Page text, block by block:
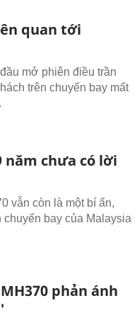
quan tới
mở phiên điều trần
trên chuyến bay mất
năm chưa có lời
vẫn còn là một bí ẩn,
bay của Malaysia
phản ánh